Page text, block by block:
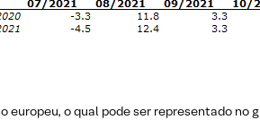
europeu, o qual pode ser representado no